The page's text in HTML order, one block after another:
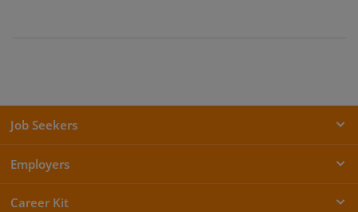
Job Seekers
Employers
Career Kit